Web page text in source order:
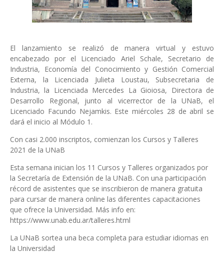
El lanzamiento se realizó de manera virtual y estuvo
encabezado por el Licenciado Ariel Schale, Secretario de
Industria, Economía del Conocimiento y Gestión Comercial
Externa, la Licenciada Julieta Loustau, Subsecretaria de
Industria, la Licenciada Mercedes La Gioiosa, Directora de
Desarrollo Regional, junto al vicerrector de la UNaB, el
Licenciado Facundo Nejamkis. Este miércoles 28 de abril se
dará el inicio al Módulo 1.
Con casi 2.000 inscriptos, comienzan los Cursos y Talleres
2021 de la UNaB
Esta semana inician los 11 Cursos y Talleres organizados por
la Secretaría de Extensión de la UNaB. Con una participación
récord de asistentes que se inscribieron de manera gratuita
para cursar de manera online las diferentes capacitaciones
que ofrece la Universidad. Más info en:
https://www.unab.edu.ar/talleres.html
La UNaB sortea una beca completa para estudiar idiomas en
la Universidad